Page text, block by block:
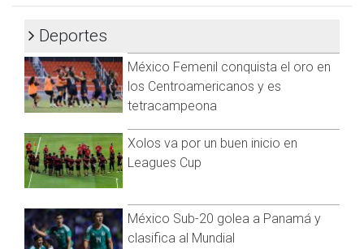
breve declaración, en la que solo respondió a la Fiscalía y a
su abogada.
Vestido con traje oscuro y camisa blanca, el delantero del
París Saint-Germain había llegado poco antes junto a sus
escenario desde la víspera del último capítulo de la saga
judicial derivada de su fichaje por el club catalán en 2013.
El presidente del tribunal, que en la primera sesión ya le había
autorizado a abandonar la vista antes de tiempo por estar
cansado tras el partido de la noche anterior, permitió también
adelantar su declaración al martes.
Deportes
México Femenil conquista el oro en
los Centroamericanos y es
tetracampeona
Xolos va por un buen inicio en
Leagues Cup
México Sub-20 golea a Panamá y
clasifica al Mundial